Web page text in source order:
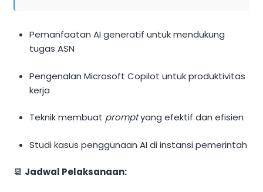
Pemanfaatan AI generatif untuk mendukung
tugas ASN
Pengenalan Microsoft Copilot untuk produktivitas
kerja
Teknik membuat promptyang efektif dan efisien
Studi kasus penggunaan AI di instansi pemerintah
📆 Jadwal Pelaksanaan: